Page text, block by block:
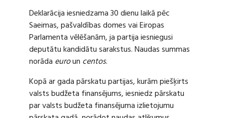
Deklarācija iesniedzama 30 dienu laikā pēc
Saeimas, pašvaldības domes vai Eiropas
Parlamenta vēlēšanām, ja partija iesniegusi
deputātu kandidātu sarakstus. Naudas summas
norāda euroun centos.
Kopā ar gada pārskatu partijas, kurām piešķirts
valsts budžeta finansējums, iesniedz pārskatu
par valsts budžeta finansējuma izlietojumu